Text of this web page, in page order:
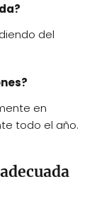
del
en
todo el año.